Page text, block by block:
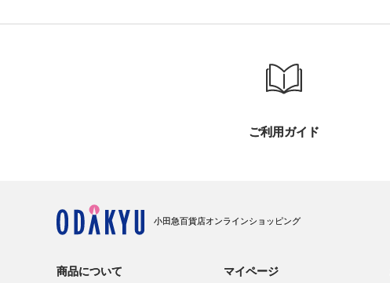
ご利用ガイド
小田急百貨店オンラインショッピング
商品について マイページ